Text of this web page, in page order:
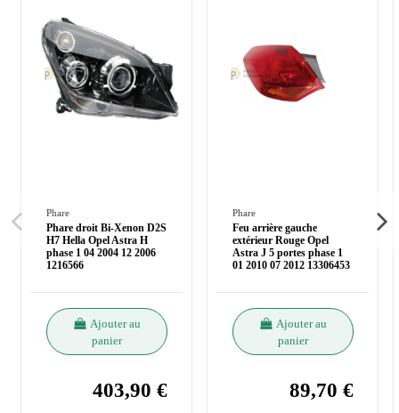
Phare
Phare droit Bi-Xenon D2S
H7 Hella Opel Astra H
phase 1 04 2004 12 2006
1216566
Ajouter au
panier
403,90 €
Phare
Feu arrière gauche
extérieur Rouge Opel
Astra J 5 portes phase 1
01 2010 07 2012 13306453
Ajouter au
panier
89,70 €